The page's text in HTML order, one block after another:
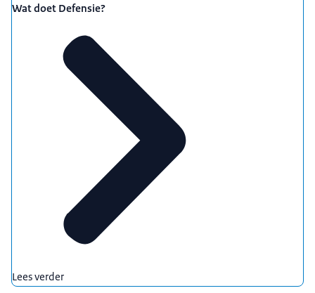
Wat doet Defensie?
Lees verder